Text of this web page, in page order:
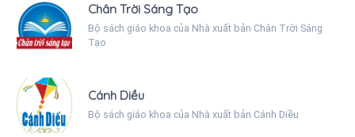
Chân Trời Sáng Tạo
Bộ sách giáo khoa của Nhà xuất bản Chân Trời Sáng
Tạo
Cánh Diều
Bộ sách giáo khoa của Nhà xuất bản Cánh Diều